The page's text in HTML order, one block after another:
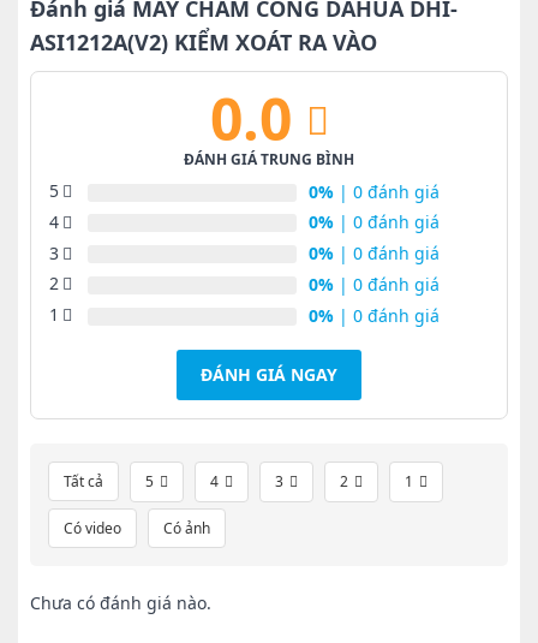
Đánh giá MÁY CHẤM CÔNG DAHUA DHI-
ASI1212A(V2) KIỂM XOÁT RA VÀO
0.0
ĐÁNH GIÁ TRUNG BÌNH
5 0% | 0 đánh giá
4
0% | 0 đánh giá
3
0% | 0 đánh giá
2
0% | 0 đánh giá
1
0% | 0 đánh giá
ĐÁNH GIÁ NGAY
Tất cả 5 4 3 2 1
Có video Có ảnh
Chưa có đánh giá nào.